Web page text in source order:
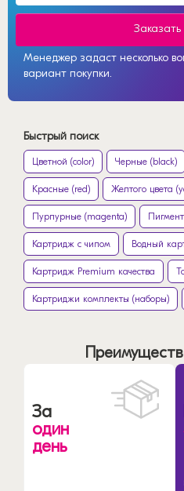
Заказать
Менеджер задаст несколько
вариант покупки.
Быстрый поиск
Цветной (color) Черные (black)
Красные (red) Желтого цвета
Пурпурные (magenta)
Картридж с чипом Водный
Картридж Premium качества
Картриджи комплекты (наборы)
За
один
день